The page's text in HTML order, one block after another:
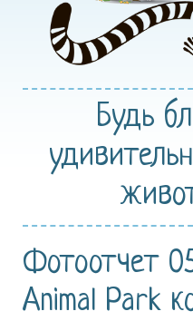
Будь
Фотоотчет
Animal Park